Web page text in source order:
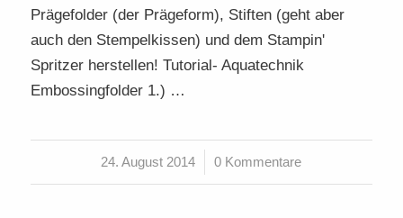
Prägefolder (der Prägeform), Stiften (geht aber
auch den Stempelkissen) und dem Stampin'
Spritzer herstellen! Tutorial- Aquatechnik
Embossingfolder 1.) …
24. August 2014
/ 0 Kommentare